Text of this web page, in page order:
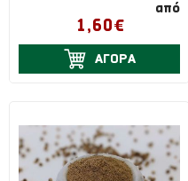
από
1,60€
ΑΓΟΡΑ